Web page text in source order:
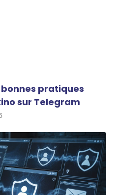
pratiques
sur Telegram